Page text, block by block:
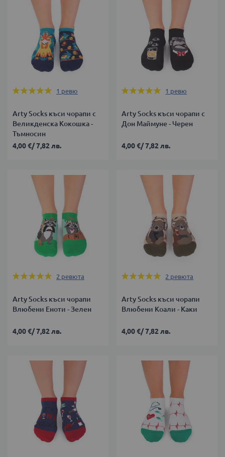
Оценка:
1 ревю
Arty Socks къси чорапи с
Великденска Кокошка -
Тъмносин
4,00 €/7,82 лв.
Оценка:
1 ревю
Arty Socks къси чорапи с
Дон Маймуне - Черен
4,00 €/7,82 лв.
Оценка:
2 ревюта
Arty Socks къси чорапи
Влюбени Еноти - Зелен
4,00 €/7,82 лв.
Оценка:
2 ревюта
Arty Socks къси чорапи
Влюбени Коали - Каки
4,00 €/7,82 лв.